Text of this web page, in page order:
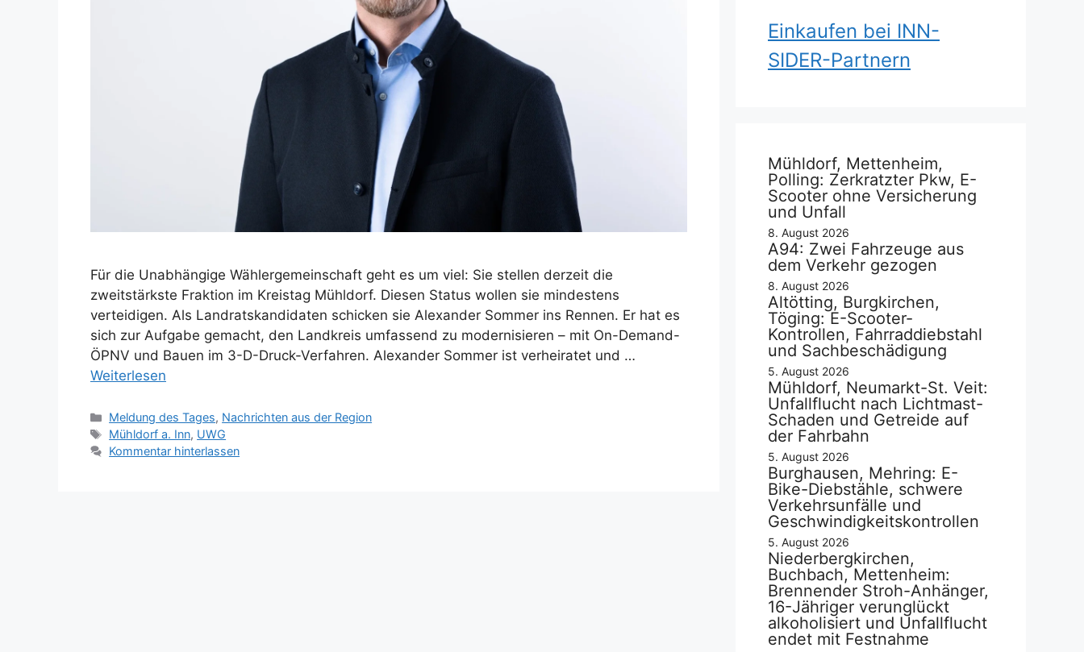
Für die Unabhängige Wählergemeinschaft geht es um viel: Sie stellen derzeit die
zweitstärkste Fraktion im Kreistag Mühldorf. Diesen Status wollen sie mindestens
verteidigen. Als Landratskandidaten schicken sie Alexander Sommer ins Rennen. Er hat es
sich zur Aufgabe gemacht, den Landkreis umfassend zu modernisieren – mit On-Demand-
ÖPNV und Bauen im 3-D-Druck-Verfahren. Alexander Sommer ist verheiratet und …
Weiterlesen
Kategorien
Meldung des Tages, Nachrichten aus der Region
Schlagwörter
Mühldorf a. Inn, UWG
Kommentar hinterlassen
Einkaufen bei INN-
SIDER-Partnern
Mühldorf, Mettenheim,
Polling: Zerkratzter Pkw, E-
Scooter ohne Versicherung
und Unfall
8. August 2026
A94: Zwei Fahrzeuge aus
dem Verkehr gezogen
8. August 2026
Altötting, Burgkirchen,
Töging: E-Scooter-
Kontrollen, Fahrraddiebstahl
und Sachbeschädigung
5. August 2026
Mühldorf, Neumarkt-St. Veit:
Unfallflucht nach Lichtmast-
Schaden und Getreide auf
der Fahrbahn
5. August 2026
Burghausen, Mehring: E-
Bike-Diebstähle, schwere
Verkehrsunfälle und
Geschwindigkeitskontrollen
5. August 2026
Niederbergkirchen,
Buchbach, Mettenheim:
Brennender Stroh-Anhänger,
16-Jähriger verunglückt
alkoholisiert und Unfallflucht
endet mit Festnahme